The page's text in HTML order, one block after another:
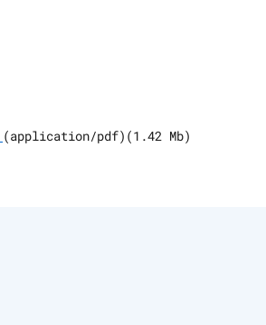
(application/pdf) (1.42 Mb)